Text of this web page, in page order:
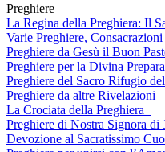
Preghiere
La Regina della Preghiera: Il
Varie Preghiere,
Preghiere da Gesù il Buon
Preghiere per la Divina
Preghiere del Sacro Rifugio
Preghiere da altre Rivelazioni
La Crociata della Preghiera
Preghiere di Nostra Signora di
Devozione al Sacratissimo